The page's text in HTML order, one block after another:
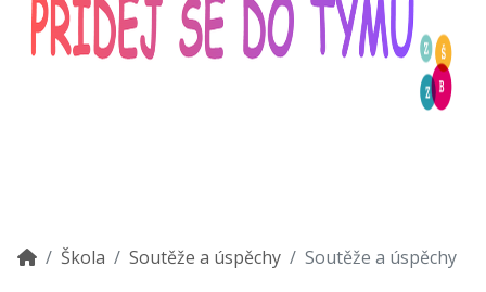
Škola Soutěže a úspěchy Soutěže a úspěchy